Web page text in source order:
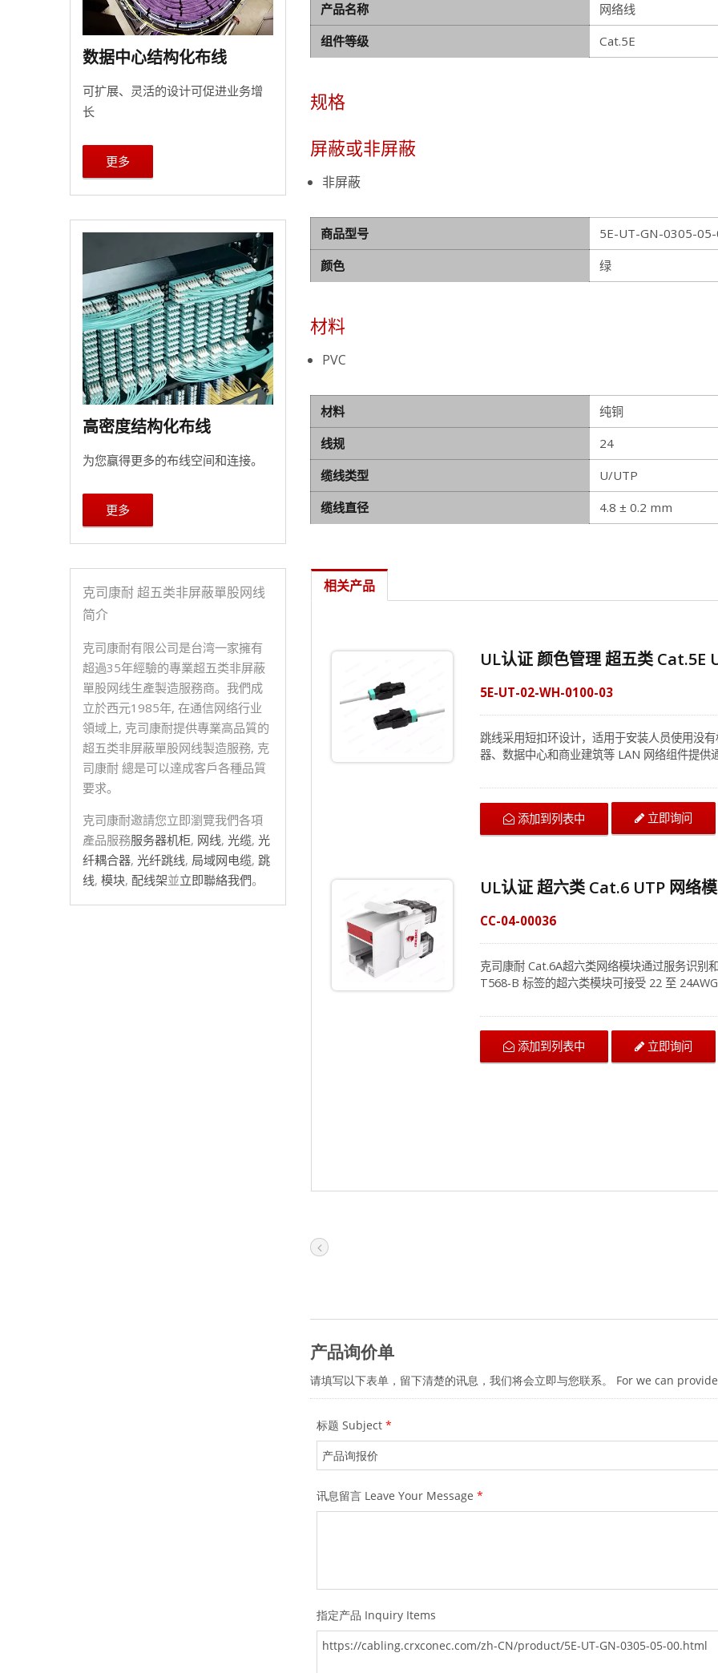
数据中心结构化布线
可扩展、灵活的设计可促进业务增
长
更多
高密度结构化布线
为您赢得更多的布线空间和连接。
更多
克司康耐 超五类非屏蔽單股网线
简介
克司康耐有限公司是台湾一家擁有
超過35年經驗的專業超五类非屏蔽
單股网线生產製造服務商。我們成
立於西元1985年, 在通信网络行业
領域上, 克司康耐提供專業高品質的
超五类非屏蔽單股网线製造服務, 克
司康耐 總是可以達成客戶各種品質
要求。
克司康耐邀請您立即瀏覽我們各項
產品服務服务器机柜, 网线, 光缆, 光
纤耦合器, 光纤跳线, 局域网电缆, 跳
线, 模块, 配线架並立即聯絡我們。
产品名称
网络线
组件等级
Cat.5E
规格
屏蔽或非屏蔽
非屏蔽
商品型号
5E-UT-GN-0305-
颜色
绿
材料
PVC
材料
纯铜
线规
24
缆线类型
U/UTP
缆线直径
4.8 ± 0.2 mm
相关产品
UL认证 颜色管理 超五类 Cat.5E
5E-UT-02-WH-0100-03
跳线采用短扣环设计，适用于安装人员使用没
器、数据中心和商业建筑等 LAN 网络组件提
RJ45 连接器使用 50 微米镀金触点，并提供坚固
线系列解决方案供应商，我们的超五类专利网
来串扰。它接受 22 至 24 AWG 屏蔽实心和绞
和 1U 24 端口和 48 端口接线板兼容。 克司康耐 专业团队随时为您服务，我们很高兴为您介绍满
添加到列表中 立即询问
UL认证 超六类 Cat.6 UTP 网络
CC-04-00036
克司康耐 Cat.6A超六类网络模块通过服务识别
T568-B 标签的超六类模块可接受 22 至 24AWG 实
ANSI/TIA-568.2-D 的要求，在布线安装中实现了快速可靠的网络。
种环境提供适当的建议。如果您对产品匹配有
助。联系我们以获取有关建筑物的最新布线建
添加到列表中 立即询问